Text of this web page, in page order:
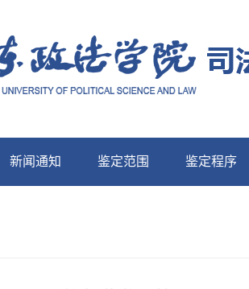
新闻通知 鉴定范围 鉴定程序